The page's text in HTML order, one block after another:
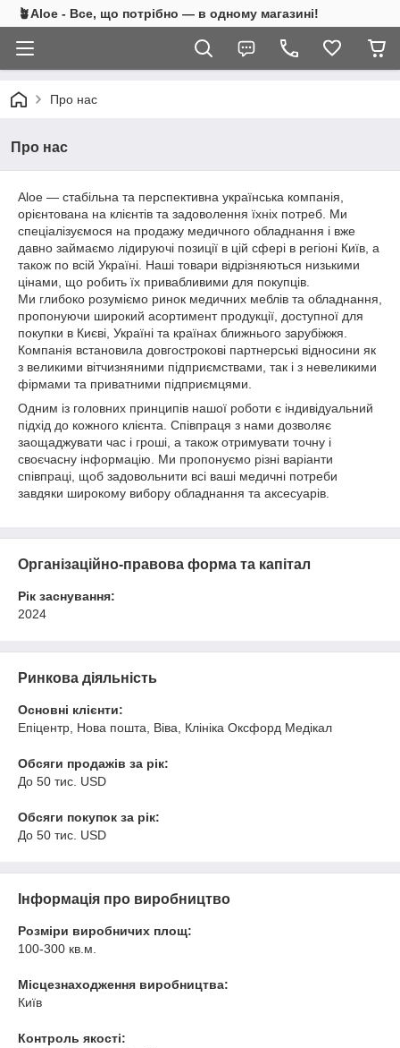
🪴Aloe - Все, що потрібно — в одному магазині!
Про нас
Про нас
Aloe — стабільна та перспективна українська компанія,
орієнтована на клієнтів та задоволення їхніх потреб. Ми
спеціалізуємося на продажу медичного обладнання і вже
давно займаємо лідируючі позиції в цій сфері в регіоні Київ, а
також по всій Україні. Наші товари відрізняються низькими
цінами, що робить їх привабливими для покупців.
Ми глибоко розуміємо ринок медичних меблів та обладнання,
пропонуючи широкий асортимент продукції, доступної для
покупки в Києві, Україні та країнах ближнього зарубіжжя.
Компанія встановила довгострокові партнерські відносини як
з великими вітчизняними підприємствами, так і з невеликими
фірмами та приватними підприємцями.
Одним із головних принципів нашої роботи є індивідуальний
підхід до кожного клієнта. Співпраця з нами дозволяє
заощаджувати час і гроші, а також отримувати точну і
своєчасну інформацію. Ми пропонуємо різні варіанти
співпраці, щоб задовольнити всі ваші медичні потреби
завдяки широкому вибору обладнання та аксесуарів.
Організаційно-правова форма та капітал
Рік заснування:
2024
Ринкова діяльність
Основні клієнти:
Епіцентр, Нова пошта, Віва, Клініка Оксфорд Медікал
Обсяги продажів за рік:
До 50 тис. USD
Обсяги покупок за рік:
До 50 тис. USD
Інформація про виробництво
Розміри виробничих площ:
100-300 кв.м.
Місцезнаходження виробництва:
Київ
Контроль якості: